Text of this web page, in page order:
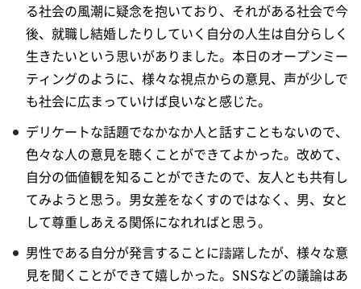
る社会の風潮に疑念を抱いており、それがある社会で今
後、就職し結婚したりしていく自分の人生は自分らしく
生きたいという思いがありました。本日のオープンミー
ティングのように、様々な視点からの意見、声が少しで
も社会に広まっていけば良いなと感じた。
デリケートな話題でなかなか人と話すこともないので、
色々な人の意見を聴くことができてよかった。改めて、
自分の価値観を知ることができたので、友人とも共有し
てみようと思う。男女差をなくすのではなく、男、女と
して尊重しあえる関係になれればと思う。
男性である自分が発言することに躊躇したが、様々な意
見を聞くことができて嬉しかった。SNSなどの議論はあ